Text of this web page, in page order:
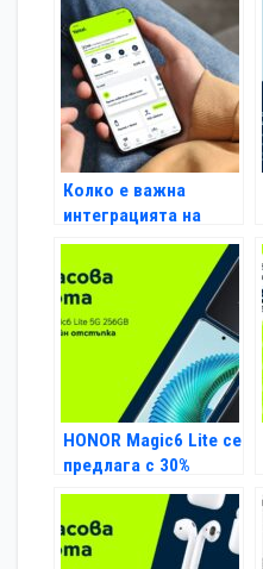
Колко е важна
интеграцията на
различни функции в
телеком
приложенията
HONOR Magic6 Lite се
предлага с 30%
отстъпка в онлайн
магазина на Yettel до
15 май